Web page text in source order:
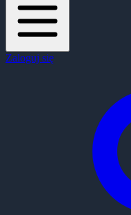
Zaloguj się